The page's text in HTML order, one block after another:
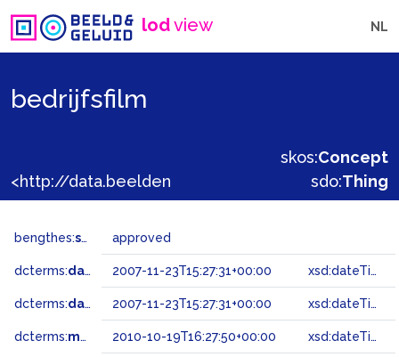
lodview NL
bedrijfsfilm
skos:Concept
sdo:Thing
bengthes:status approved
dcterms:dateAccepted 2007-11-23T15:27:31+00:00 xsd:dateTime
dcterms:dateSubmitted 2007-11-23T15:27:31+00:00 xsd:dateTime
dcterms:modified 2010-10-19T16:27:50+00:00 xsd:dateTime